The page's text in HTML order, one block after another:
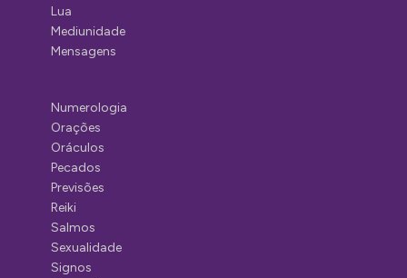
Lua
Mediunidade
Mensagens
Numerologia
Orações
Oráculos
Pecados
Previsões
Reiki
Salmos
Sexualidade
Signos